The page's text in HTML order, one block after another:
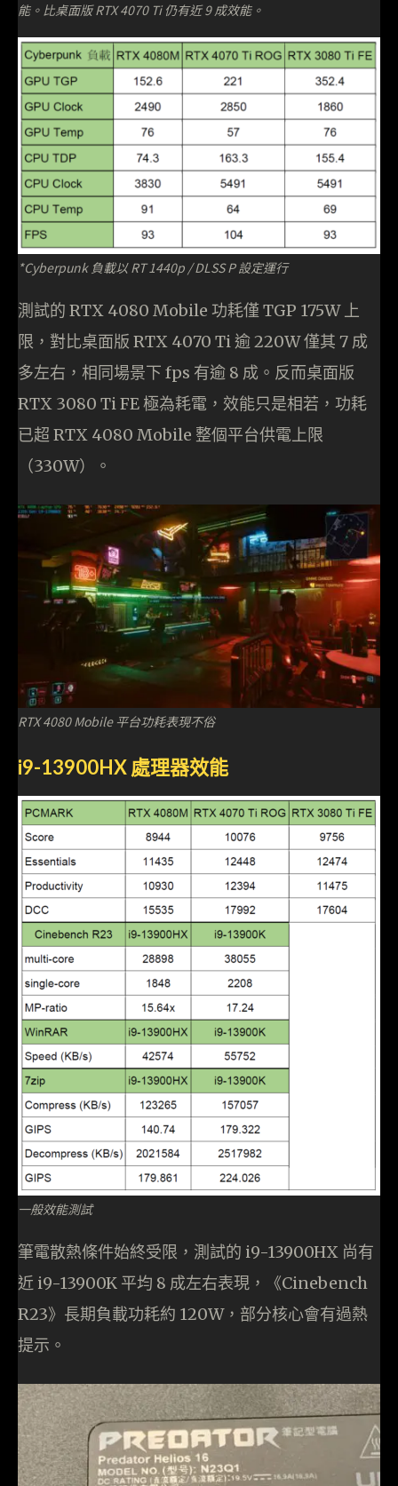
能。比桌面版 RTX 4070 Ti 仍有近 9 成效能。
*Cyberpunk 負載以 RT 1440p / DLSS P 設定運行
測試的 RTX 4080 Mobile 功耗僅 TGP 175W 上
限，對比桌面版 RTX 4070 Ti 逾 220W 僅其 7 成
多左右，相同場景下 fps 有逾 8 成。反而桌面版
RTX 3080 Ti FE 極為耗電，效能只是相若，功耗
已超 RTX 4080 Mobile 整個平台供電上限
（330W）。
RTX 4080 Mobile 平台功耗表現不俗
i9-13900HX 處理器效能
一般效能測試
筆電散熱條件始終受限，測試的 i9-13900HX 尚有
近 i9-13900K 平均 8 成左右表現，《Cinebench
R23》長期負載功耗約 120W，部分核心會有過熱
提示。